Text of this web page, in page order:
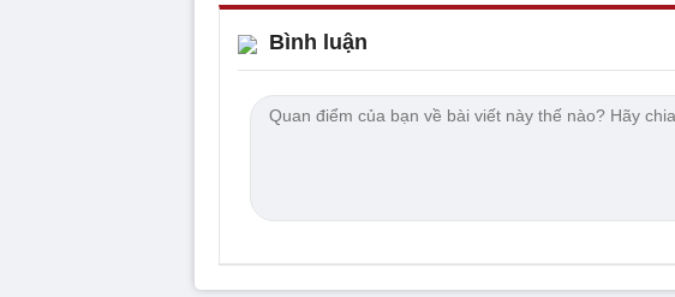
Bình luận